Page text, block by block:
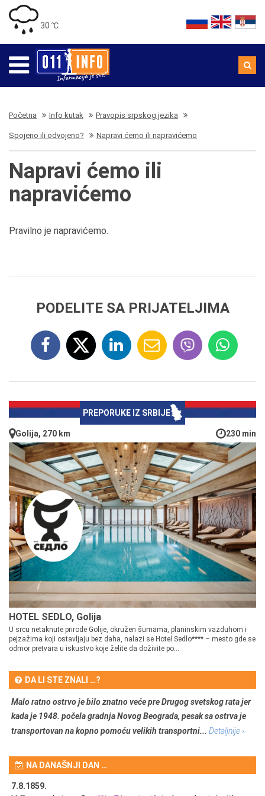
30 ℃
Početna Info kutak Pravopis srpskog jezika
Spojeno ili odvojeno? Napravi ćemo ili napravićemo
Napravi ćemo ili
napravićemo
Pravilno je napravićemo.
PODELITE SA PRIJATELJIMA
PREPORUKE IZ SRBIJE
Golija, 270 km 230 min
HOTEL SEDLO, Golija
U srcu netaknute prirode Golije, okružen šumama, planinskim vazduhom i
pejzažima koji ostavljaju bez daha, nalazi se Hotel Sedlo**** – mesto gde se
odmor pretvara u iskustvo koje želite da doživite po...
DA LI STE ZNALI …?
Malo ratno ostrvo je bilo znatno veće pre Drugog svetskog rata jer
kada je 1948. počela gradnja Novog Beograda, pesak sa ostrva je
transportovan na kopno pomoću velikih transportni... Detaljnije ›
NA DANAŠNJI DAN …
7.8.1859.